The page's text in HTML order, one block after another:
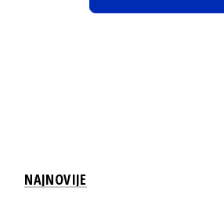
NAJNOVIJE